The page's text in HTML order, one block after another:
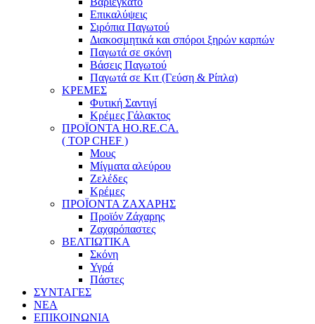
Επικαλύψεις
Σιρόπια Παγωτού
Διακοσμητικά και σπόροι ξηρών καρπών
Παγωτά σε σκόνη
Βάσεις Παγωτού
Παγωτά σε Κιτ (Γεύση & Ρίπλα)
ΚΡΕΜΕΣ
Φυτική Σαντιγί
Κρέμες Γάλακτος
ΠΡΟΪΟΝΤΑ HO.RE.CA.
( TOP CHEF )
Μους
Μίγματα αλεύρου
Ζελέδες
Κρέμες
ΠΡΟΪΟΝΤΑ ΖΑΧΑΡΗΣ
Προϊόν Ζάχαρης
Ζαχαρόπαστες
ΒΕΛΤΙΩΤΙΚΑ
Σκόνη
Υγρά
Πάστες
ΣΥΝΤΑΓΕΣ
ΝΕΑ
ΕΠΙΚΟΙΝΩΝΙΑ